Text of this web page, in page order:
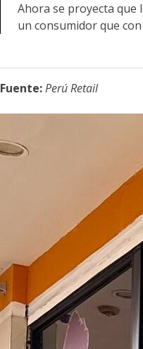
Ahora se proyecta que
un consumidor que
Fuente:Perú Retail